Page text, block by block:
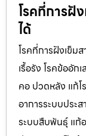
โรคที่การฝั
ได้
โรคที่การฝังเข็ม
เรื้อรัง โรคข้ออัก
คอ ปวดหลัง แก้โ
อาการระบบประ
ระบบสืบพันธุ์ แก้